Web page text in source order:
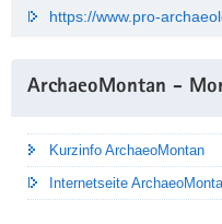
https://www.pro-
ArchaeoMontan -
Kurzinfo ArchaeoMontan
Internetseite